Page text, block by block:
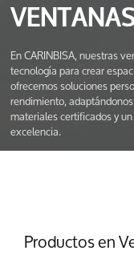
En CARINBISA, nuestras
tecnología para crear
ofrecemos soluciones
rendimiento,
materiales certificados y
excelencia.
Productos en